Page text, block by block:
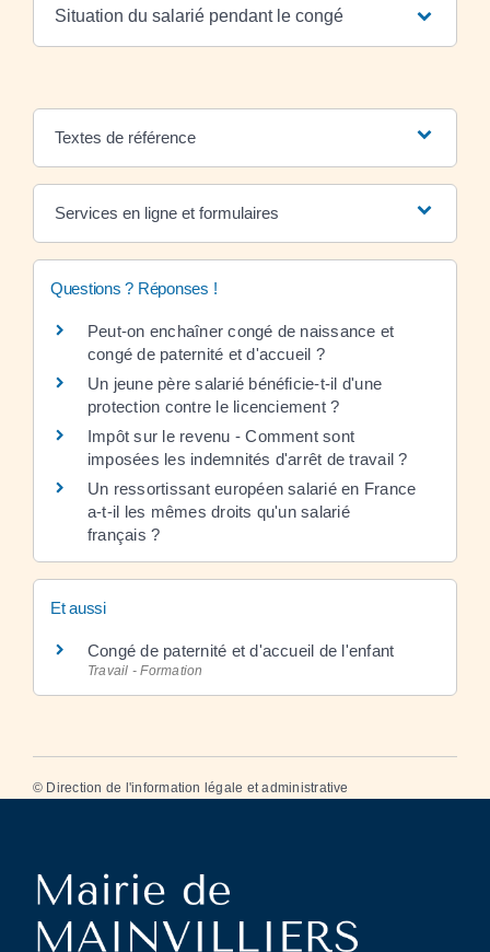
Situation du salarié pendant le congé
Textes de référence
Services en ligne et formulaires
Questions ? Réponses !
Peut-on enchaîner congé de naissance et
congé de paternité et d'accueil ?
Un jeune père salarié bénéficie-t-il d'une
protection contre le licenciement ?
Impôt sur le revenu - Comment sont
imposées les indemnités d'arrêt de travail ?
Un ressortissant européen salarié en France
a-t-il les mêmes droits qu'un salarié
français ?
Et aussi
Congé de paternité et d'accueil de l'enfant
Travail - Formation
© Direction de l'information légale et administrative